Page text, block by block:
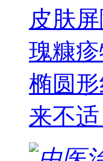
皮肤
瑰糠
椭圆
来不